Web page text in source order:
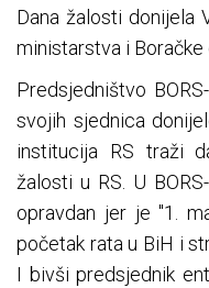
Dana žalosti donijela
ministarstva i Boračke
Predsjedništvo
svojih sjednica
institucija RS traži
žalosti u RS. U
opravdan jer je "1.
početak rata u BiH i
I bivši predsjednik